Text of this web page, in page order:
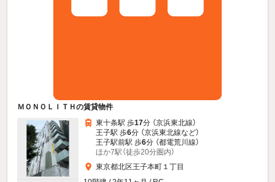
ＭＯＮＯＬＩＴＨの賃貸物件
東十条駅 歩17分 （京浜東北線）
王子駅 歩6分 （京浜東北線など）
王子駅前駅 歩6分 （都電荒川線）
ほか7駅（徒歩20分圏内）
東京都北区王子本町１丁目